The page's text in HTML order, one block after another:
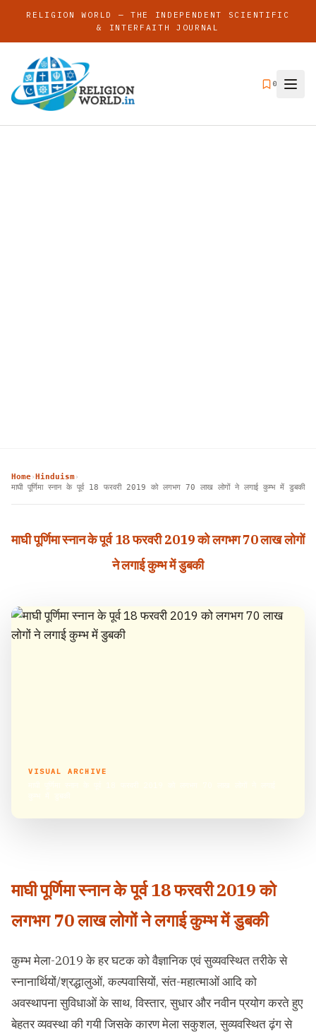
RELIGION WORLD — THE INDEPENDENT SCIENTIFIC
& INTERFAITH JOURNAL
0
Home› Hinduism›
माघी पूर्णिमा स्नान के पूर्व 18 फरवरी 2019 को लगभग 70 लाख लोगों ने लगाई कुम्भ में डुबकी
माघी पूर्णिमा स्नान के पूर्व 18 फरवरी 2019 को लगभग 70 लाख लोगों
ने लगाई कुम्भ में डुबकी
VISUAL ARCHIVE
माघी पूर्णिमा स्नान के पूर्व 18 फरवरी 2019 को
लगभग 70 लाख लोगों ने लगाई कुम्भ में डुबकी
कुम्भ मेला-2019 के हर घटक को वैज्ञानिक एवं सुव्यवस्थित तरीके से
स्नानार्थियों/श्रद्धालुओं, कल्पवासियों, संत-महात्माओं आदि को
अवस्थापना सुविधाओं के साथ, विस्तार, सुधार और नवीन प्रयोग करते हुए
बेहतर व्यवस्था की गयी जिसके कारण मेला सकुशल, सुव्यवस्थित ढ़ंग से